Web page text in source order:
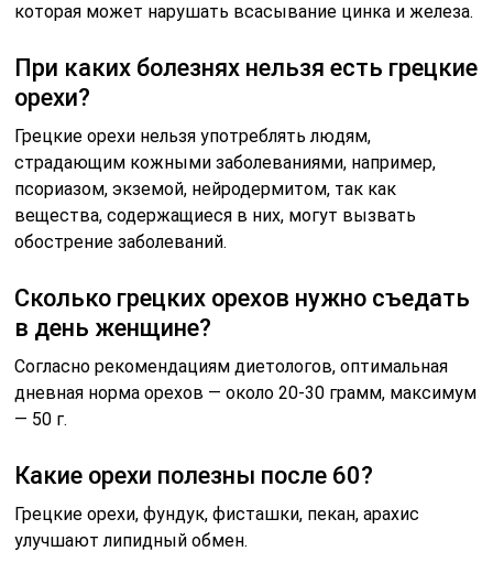
которая может нарушать всасывание цинка и железа.
При каких болезнях нельзя есть грецкие
орехи?
Грецкие орехи нельзя употреблять людям,
страдающим кожными заболеваниями, например,
псориазом, экземой, нейродермитом, так как
вещества, содержащиеся в них, могут вызвать
обострение заболеваний.
Сколько грецких орехов нужно съедать
в день женщине?
Согласно рекомендациям диетологов, оптимальная
дневная норма орехов — около 20-30 грамм, максимум
— 50 г.
Какие орехи полезны после 60?
Грецкие орехи, фундук, фисташки, пекан, арахис
улучшают липидный обмен.